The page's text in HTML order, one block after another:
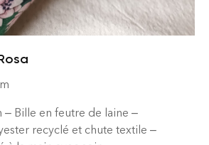
– Bille en feutre de laine –
recyclé et chute textile –